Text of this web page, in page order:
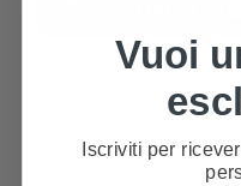
Vuoi
Iscriviti per